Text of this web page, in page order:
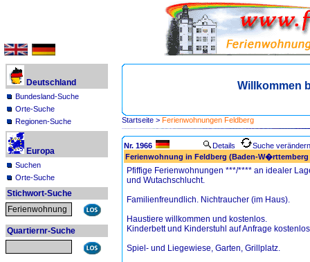
Deutschland
Bundesland-Suche
Orte-Suche
Regionen-Suche
Europa
Suchen
Orte-Suche
Stichwort-Suche
Quartiernr-Suche
Willkommen
Startseite > Ferienwohnungen Feldberg
Nr. 1966 Details
Suche verändern
Ferienwohnung in Feldberg (Baden-
Pfiffige Ferienwohnungen ***/**** an idealer
und Wutachschlucht.
Familienfreundlich. Nichtraucher (im Haus).
Haustiere willkommen und kostenlos.
Kinderbett und Kinderstuhl auf Anfrage
Spiel- und Liegewiese, Garten, Grillplatz.